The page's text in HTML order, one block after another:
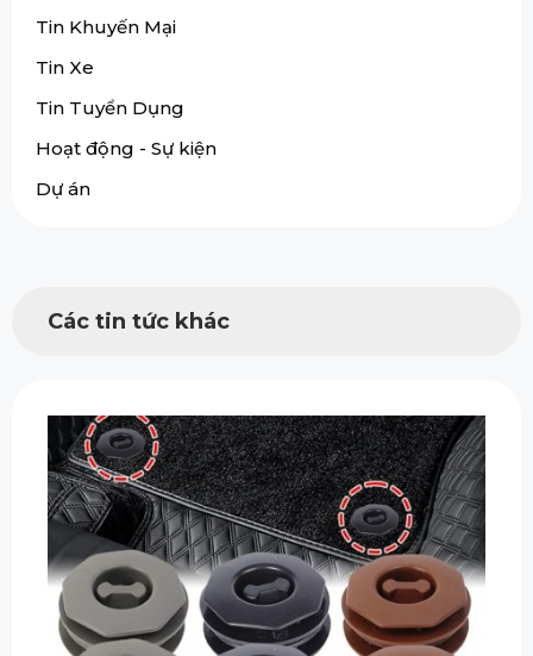
Tin Khuyến Mại
Tin Xe
Tin Tuyển Dụng
Hoạt động - Sự kiện
Dự án
Các tin tức khác